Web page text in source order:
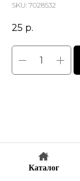
SKU: 7028532
25 р.
Каталог